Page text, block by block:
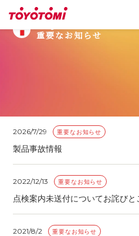
Important Notice
重要なお知らせ
2026/7/29 重要なお知らせ
製品事故情報
2022/12/13 重要なお知らせ
点検案内未送付についてお詫びと
2021/8/2 重要なお知らせ